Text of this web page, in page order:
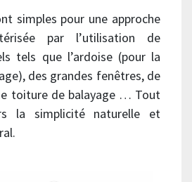
simples pour une approche
par l’utilisation de
tels que l’ardoise (pour la
des grandes fenêtres, de
toiture de balayage … Tout
la simplicité naturelle et